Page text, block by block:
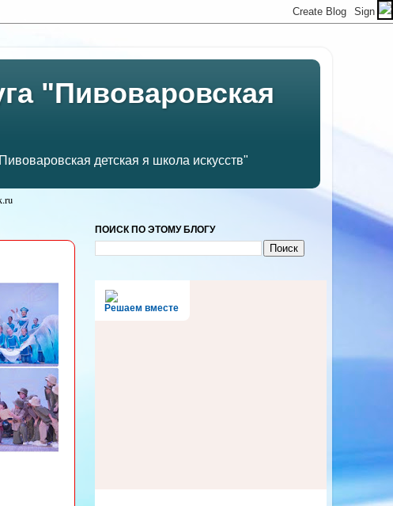
"Пивоваровская
детская я школа искусств"
ПОИСК ПО ЭТОМУ БЛОГУ
Решаем вместе